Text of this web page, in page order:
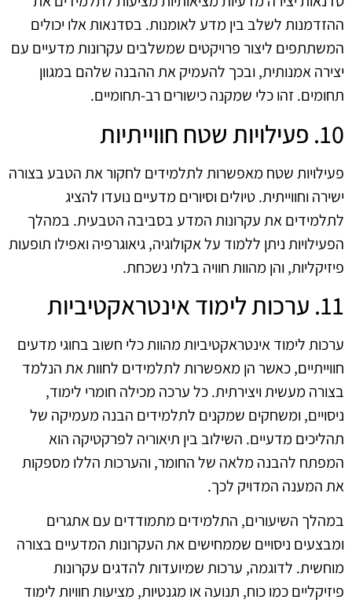
ההזדמנות לשלב בין מדע לאומנות. בסדנאות אלו יכולים
המשתתפים ליצור פרויקטים שמשלבים עקרונות מדעיים עם
יצירה אמנותית, ובכך להעמיק את ההבנה שלהם במגוון
תחומים. זהו כלי שמקנה כישורים רב-תחומיים.
10. פעילויות שטח חווייתיות
פעילויות שטח מאפשרות לתלמידים לחקור את הטבע בצורה
ישירה וחווייתית. טיולים וסיורים מדעיים נועדו להציג
לתלמידים את עקרונות המדע בסביבה הטבעית. במהלך
הפעילויות ניתן ללמוד על אקולוגיה, גיאוגרפיה ואפילו תופעות
פיזיקליות, והן מהוות חוויה בלתי נשכחת.
11. ערכות לימוד אינטראקטיביות
ערכות לימוד אינטראקטיביות מהוות כלי חשוב בחוגי מדעים
חווייתיים, כאשר הן מאפשרות לתלמידים לחוות את הנלמד
בצורה מעשית ויצירתית. כל ערכה מכילה חומרי לימוד,
ניסויים, ומשחקים שמקנים לתלמידים הבנה מעמיקה של
תהליכים מדעיים. השילוב בין תיאוריה לפרקטיקה הוא
המפתח להבנה מלאה של החומר, והערכות הללו מספקות
את המענה המדויק לכך.
במהלך השיעורים, התלמידים מתמודדים עם אתגרים
ומבצעים ניסויים שממחישים את העקרונות המדעיים בצורה
מוחשית. לדוגמה, ערכות שמיועדות להדגים עקרונות
פיזיקליים כמו כוח, תנועה או מגנטיות, מציעות חוויות לימוד